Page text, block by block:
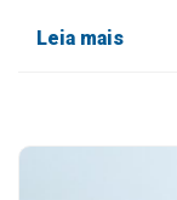
Leia mais